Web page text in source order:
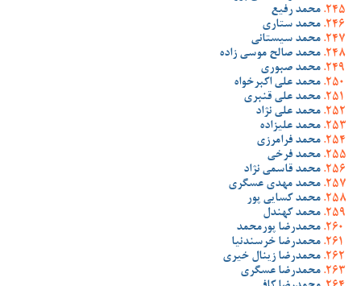
محمد رفیع
محمد ستاری
محمد سیستانی
محمد صالح موسی زاده
محمد صبوری
محمد علی اکبرخواه
محمد علی قنبری
محمد علی نژاد
محمد علیزاده
محمد فرامرزی
محمد فرخی
محمد قاسمی نژاد
محمد مهدی عسگری
محمد کسایی پور
محمد کهندل
محمدرضا پورمحمد
محمدرضا خرسندنیا
محمدرضا زینال خیری
محمدرضا عسگری